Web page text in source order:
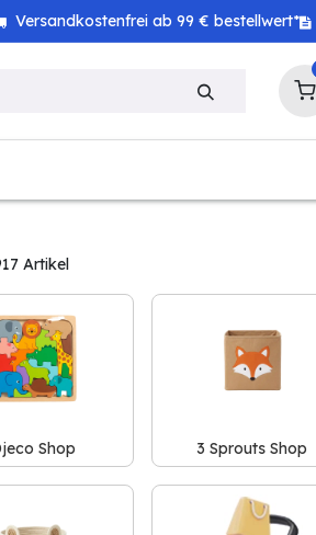
Versandkostenfrei ab 99 € bestellwert*
Artikel
Shop 3 Sprouts Shop